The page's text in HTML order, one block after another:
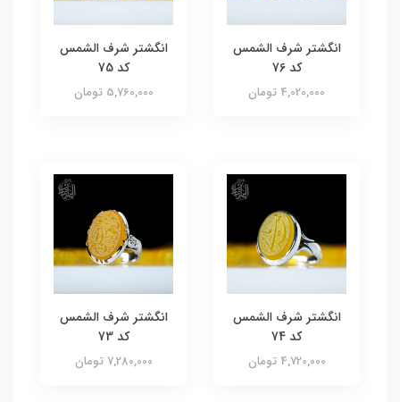
انگشتر شرف الشمس
کد 76
4,020,000 تومان
انگشتر شرف الشمس
کد 75
5,760,000 تومان
انگشتر شرف الشمس
کد 74
4,720,000 تومان
انگشتر شرف الشمس
کد 73
7,280,000 تومان